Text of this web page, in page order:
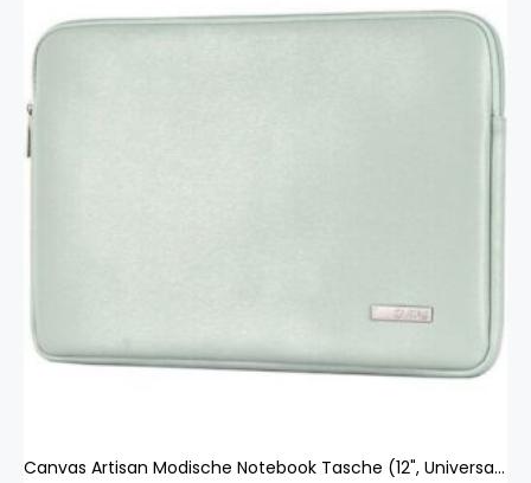
Canvas Artisan Modische Notebook Tasche (12", Universal), Notebooktasche, Pink